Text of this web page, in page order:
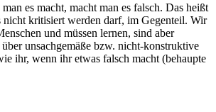
es macht, macht man es falsch. Das heißt
nicht kritisiert werden darf, im Gegenteil. Wir
und müssen lernen, sind aber
unsachgemäße bzw. nicht-konstruktive
ihr, wenn ihr etwas falsch macht (behaupte